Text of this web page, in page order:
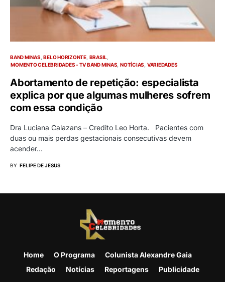
BAND MINAS BELO HORIZONTE BRASIL
MOMENTO CELEBRIDADES - TV BAND MINAS NOTÍCIAS VARIEDADES
Abortamento de repetição: especialista
explica por que algumas mulheres sofrem
com essa condição
Dra Luciana Calazans – Credito Leo Horta. Pacientes com
duas ou mais perdas gestacionais consecutivas devem
acender…
BY FELIPE DE JESUS
Home O Programa
Colunista Alexandre Gaia
Redação
Notícias Reportagens Publicidade